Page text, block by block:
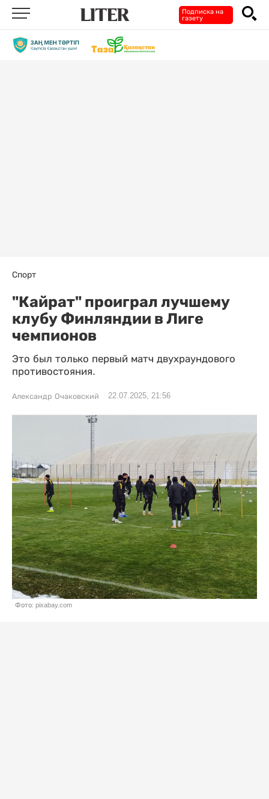
Подписка на
газету
Спорт
"Кайрат" проиграл лучшему
клубу Финляндии в Лиге
чемпионов
Это был только первый матч двухраундового
противостояния.
Александр Очаковский 22.07.2025, 21:56
Фото: pixabay.com